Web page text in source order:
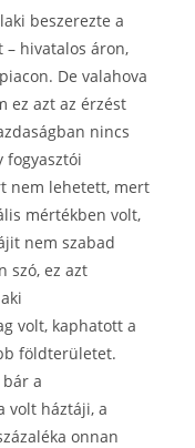
beszerezte a
hivatalos áron,
De valahova
ez azt az érzést
nincs
fogyasztói
nem lehetett, mert
mértékben volt,
nem szabad
szó, ez azt
volt, kaphatott a
földterületet.
a
volt háztáji, a
onnan